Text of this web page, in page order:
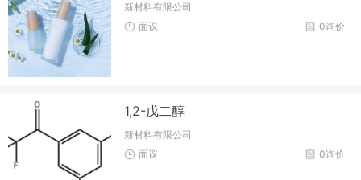
新材料有限公司
0询价
面议
1,2-戊二醇
新材料有限公司
0询价
面议